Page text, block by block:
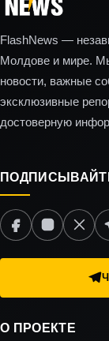
FlashNews —
Молдове и мире.
новости, важные
эксклюзивные
достоверную
О ПРОЕКТЕ